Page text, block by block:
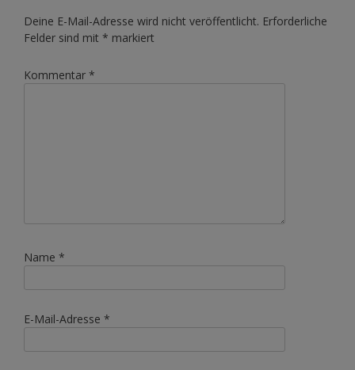
Deine E-Mail-Adresse wird nicht veröffentlicht. Erforderliche
Felder sind mit * markiert
Kommentar *
Name *
E-Mail-Adresse *